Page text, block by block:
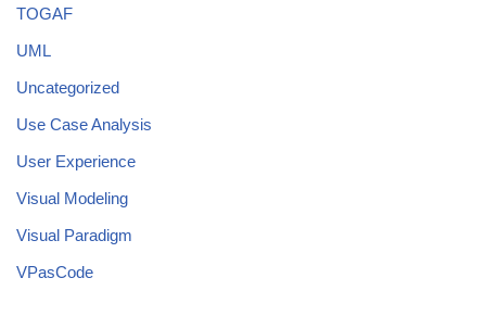
TOGAF
UML
Uncategorized
Use Case Analysis
User Experience
Visual Modeling
Visual Paradigm
VPasCode